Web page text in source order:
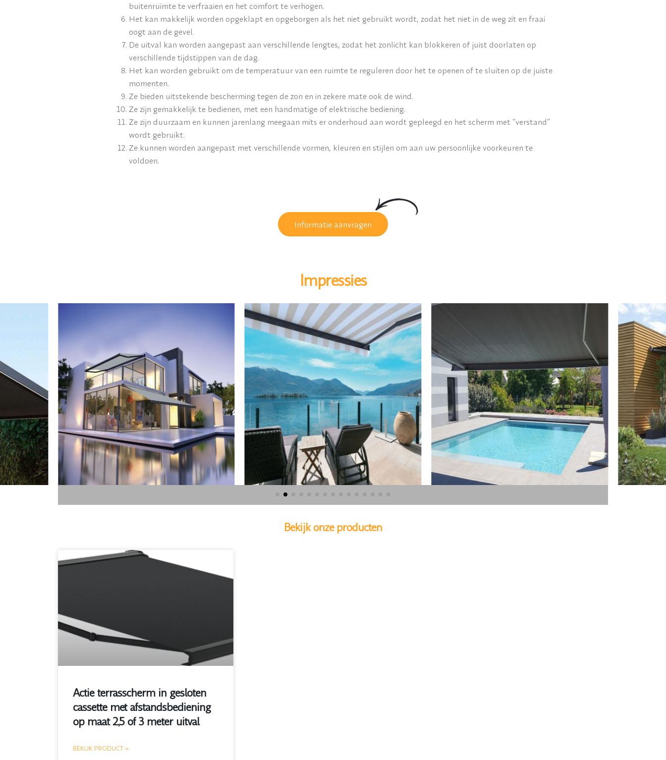
buitenruimte te verfraaien en het comfort te verhogen.
Het kan makkelijk worden opgeklapt en opgeborgen als het niet gebruikt wordt, zodat het niet in de weg zit en fraai
oogt aan de gevel.
De uitval kan worden aangepast aan verschillende lengtes, zodat het zonlicht kan blokkeren of juist doorlaten op
verschillende tijdstippen van de dag.
Het kan worden gebruikt om de temperatuur van een ruimte te reguleren door het te openen of te sluiten op de juiste
momenten.
Ze bieden uitstekende bescherming tegen de zon en in zekere mate ook de wind.
Ze zijn gemakkelijk te bedienen, met een handmatige of elektrische bediening.
Ze zijn duurzaam en kunnen jarenlang meegaan mits er onderhoud aan wordt gepleegd en het scherm met “verstand”
wordt gebruikt.
Ze kunnen worden aangepast met verschillende vormen, kleuren en stijlen om aan uw persoonlijke voorkeuren te
voldoen.
Informatie aanvragen
Impressies
Bekijk onze producten
Actie terrasscherm in gesloten
cassette met afstandsbediening
op maat 2,5 of 3 meter uitval
BEKIJK PRODUCT »